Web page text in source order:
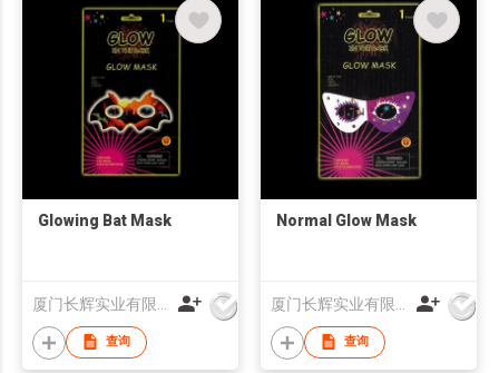
Glowing Bat Mask
查询
Normal Glow Mask
查询